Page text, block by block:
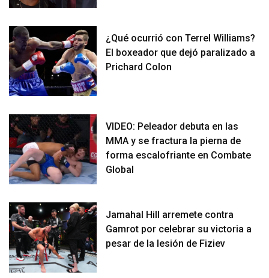
¿Qué ocurrió con Terrel Williams?
El boxeador que dejó paralizado a
Prichard Colon
VIDEO: Peleador debuta en las
MMA y se fractura la pierna de
forma escalofriante en Combate
Global
Jamahal Hill arremete contra
Gamrot por celebrar su victoria a
pesar de la lesión de Fiziev